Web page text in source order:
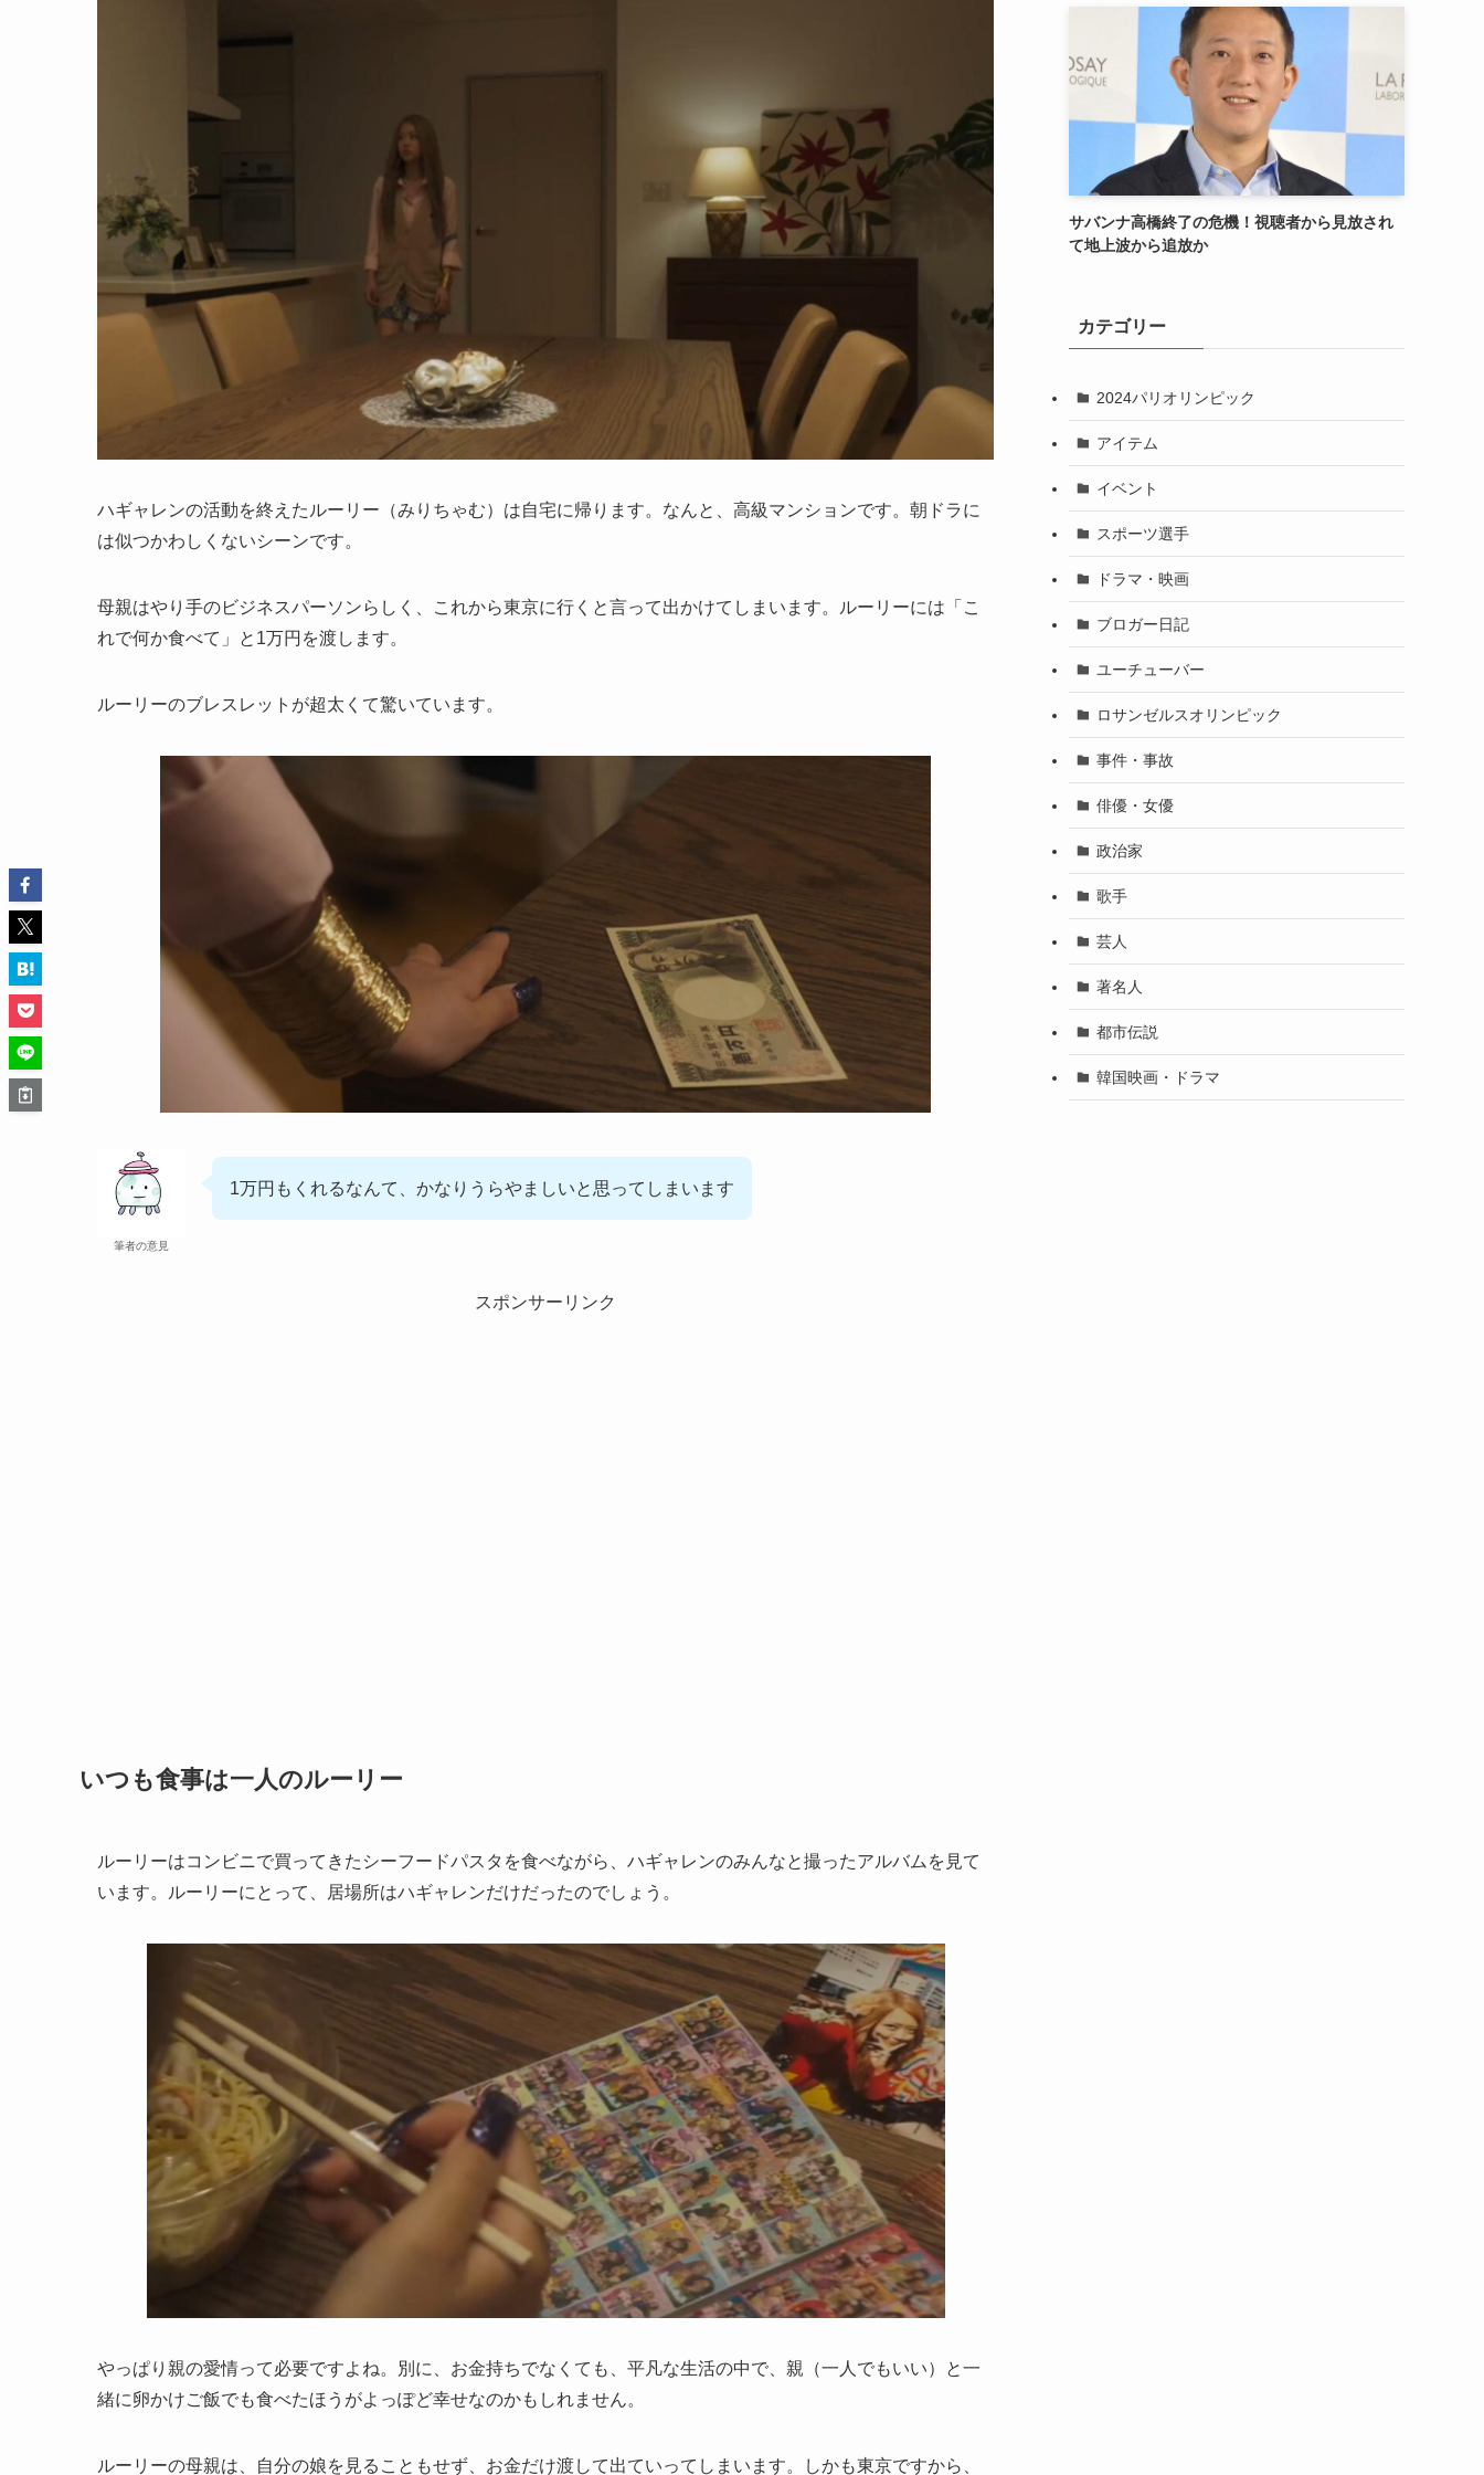
ハギャレンの活動を終えたルーリー（みりちゃむ）は自宅に帰ります。なんと、高級マンションです。朝ドラに
は似つかわしくないシーンです。
母親はやり手のビジネスパーソンらしく、これから東京に行くと言って出かけてしまいます。ルーリーには「こ
れで何か食べて」と1万円を渡します。
ルーリーのブレスレットが超太くて驚いています。
筆者の意見
1万円もくれるなんて、かなりうらやましいと思ってしまいます
スポンサーリンク
いつも食事は一人のルーリー
ルーリーはコンビニで買ってきたシーフードパスタを食べながら、ハギャレンのみんなと撮ったアルバムを見て
います。ルーリーにとって、居場所はハギャレンだけだったのでしょう。
やっぱり親の愛情って必要ですよね。別に、お金持ちでなくても、平凡な生活の中で、親（一人でもいい）と一
緒に卵かけご飯でも食べたほうがよっぽど幸せなのかもしれません。
ルーリーの母親は、自分の娘を見ることもせず、お金だけ渡して出ていってしまいます。しかも東京ですから、
サバンナ高橋終了の危機！視聴者から見放され
て地上波から追放か
カテゴリー
2024パリオリンピック
アイテム
イベント
スポーツ選手
ドラマ・映画
ブロガー日記
ユーチューバー
ロサンゼルスオリンピック
事件・事故
俳優・女優
政治家
歌手
芸人
著名人
都市伝説
韓国映画・ドラマ